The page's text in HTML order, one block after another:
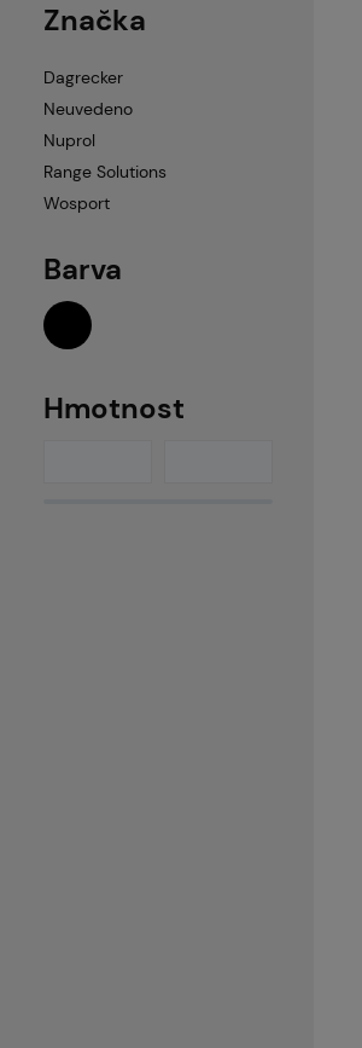
Značka
Dagrecker
Neuvedeno
Nuprol
Range Solutions
Wosport
Barva
Hmotnost